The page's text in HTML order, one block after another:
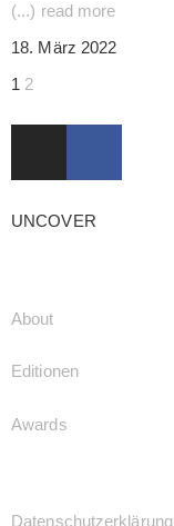
(...) read more
18. März 2022
1 2
UNCOVER
About
Editionen
Awards
Datenschutzerklärung